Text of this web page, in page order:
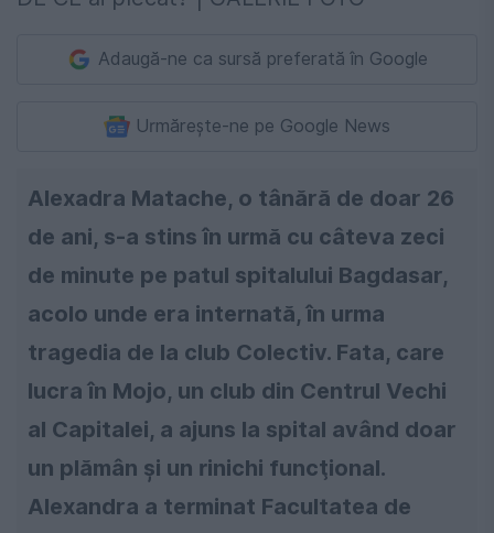
Adaugă-ne ca sursă preferată în Google
Urmărește-ne pe Google News
Alexadra Matache, o tânără de doar 26
de ani, s-a stins în urmă cu câteva zeci
de minute pe patul spitalului Bagdasar,
acolo unde era internată, în urma
tragedia de la club Colectiv. Fata, care
lucra în Mojo, un club din Centrul Vechi
al Capitalei, a ajuns la spital având doar
un plămân şi un rinichi funcţional.
Alexandra a terminat Facultatea de